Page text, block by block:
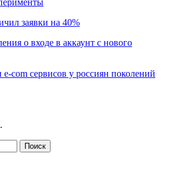
заявки на 40%
о входе в аккаунт с нового
com сервисов у россиян поколений